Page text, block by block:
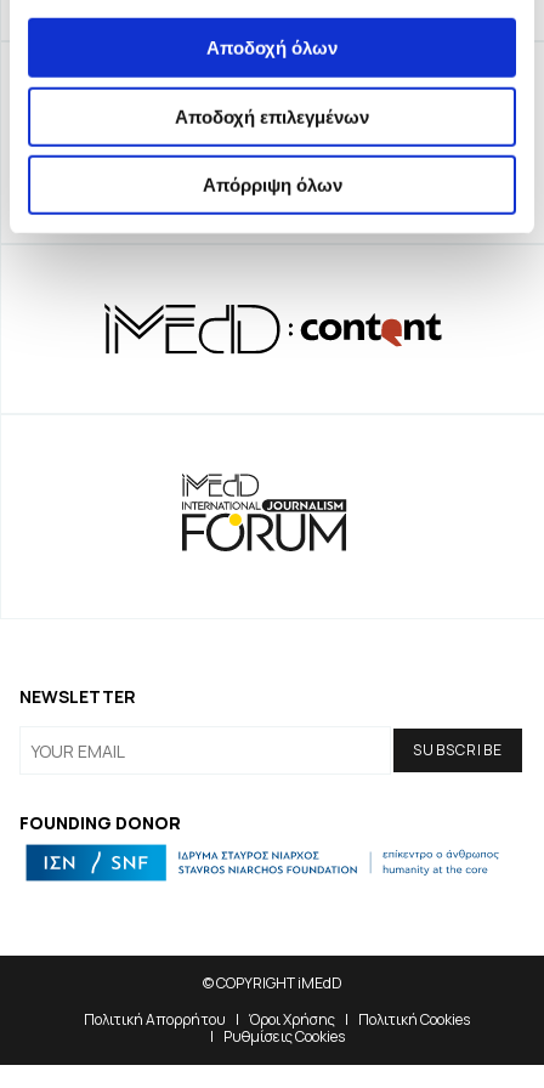
Αποδοχή όλων
Αποδοχή επιλεγμένων
Απόρριψη όλων
FOUNDING DONOR
NEWSLETTER
© COPYRIGHT iMEdD
Πολιτική Απορρήτου
Όροι Χρήσης
Πολιτική Cookies
Ρυθμίσεις Cookies